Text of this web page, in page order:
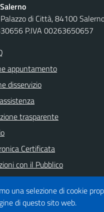
una selezione di cookie
di questo sito web.
di Città, 84100
P.IVA 00263650657
appuntamento
disservizio
trasparente
Certificata
con il Pubblico
privacy